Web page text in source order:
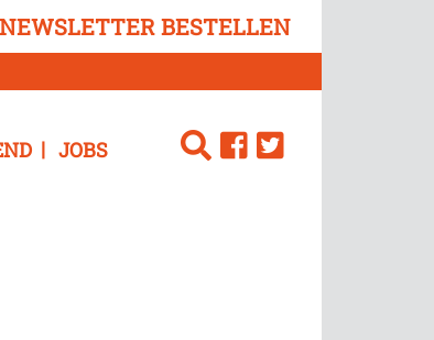
NEWSLETTER BESTELLEN
JOBS